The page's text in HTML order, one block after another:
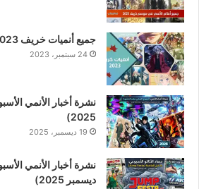
جميع أنميات خريف 2023 – قائمة كاملة
24 سبتمبر، 2023
2025)
19 ديسمبر، 2025
ديسمبر 2025)